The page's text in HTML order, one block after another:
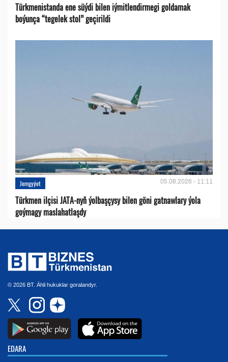
Türkmenistanda ene süýdi bilen iýmitlendirmegi goldamak
boýunça “tegelek stol” geçirildi
Jemgyýet 05.08.2026 - 11:11
Türkmen ilçisi JATA-nyň ýolbaşçysy bilen göni gatnawlary ýola
goýmagy maslahatlaşdy
© 2026 BT. Ähli hukuklar goralandyr.
EDARA